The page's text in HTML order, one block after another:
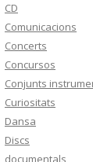
CD
Comunicacions
Concerts
Concursos
Conjunts
Curiositats
Dansa
Discs
documentals